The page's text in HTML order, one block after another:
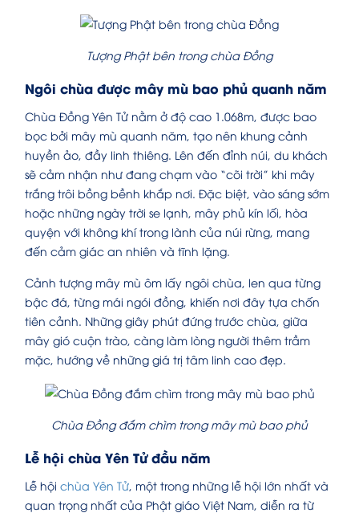
Tượng Phật bên trong chùa Đồng
Ngôi chùa được mây mù bao phủ quanh năm
Chùa Đồng Yên Tử nằm ở độ cao 1.068m, được bao
bọc bởi mây mù quanh năm, tạo nên khung cảnh
huyền ảo, đầy linh thiêng. Lên đến đỉnh núi, du khách
sẽ cảm nhận như đang chạm vào “cõi trời” khi mây
trắng trôi bồng bềnh khắp nơi. Đặc biệt, vào sáng sớm
hoặc những ngày trời se lạnh, mây phủ kín lối, hòa
quyện với không khí trong lành của núi rừng, mang
đến cảm giác an nhiên và tĩnh lặng.
Cảnh tượng mây mù ôm lấy ngôi chùa, len qua từng
bậc đá, từng mái ngói đồng, khiến nơi đây tựa chốn
tiên cảnh. Những giây phút đứng trước chùa, giữa
mây gió cuộn trào, càng làm lòng người thêm trầm
mặc, hướng về những giá trị tâm linh cao đẹp.
Chùa Đồng đắm chìm trong mây mù bao phủ
Lễ hội chùa Yên Tử đầu năm
Lễ hội chùa Yên Tử , một trong những lễ hội lớn nhất và
quan trọng nhất của Phật giáo Việt Nam, diễn ra từ